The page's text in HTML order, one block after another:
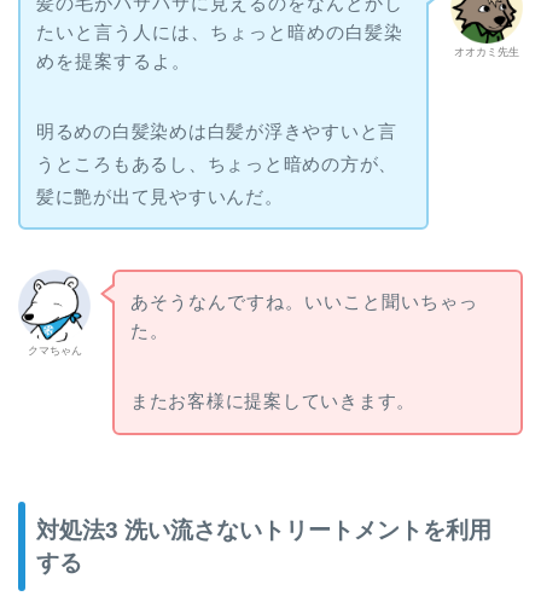
オオカミ先生
たいと言う人には、ちょっと暗めの白髪染
めを提案するよ。
明るめの白髪染めは白髪が浮きやすいと言
うところもあるし、ちょっと暗めの方が、
髪に艶が出て見やすいんだ。
クマちゃん
あそうなんですね。いいこと聞いちゃっ
た。
またお客様に提案していきます。
対処法3 洗い流さないトリートメントを利用
する